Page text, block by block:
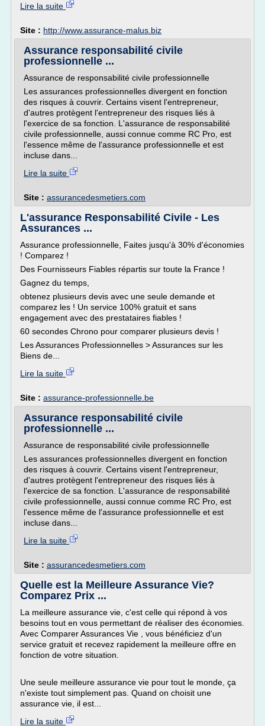
Lire la suite
Site : http://www.assurance-malus.biz
Assurance responsabilité civile
professionnelle ...
Assurance de responsabilité civile professionnelle
Les assurances professionnelles divergent en fonction
des risques à couvrir. Certains visent l'entrepreneur,
d'autres protègent l'entrepreneur des risques liés à
l'exercice de sa fonction. L'assurance de responsabilité
civile professionnelle, aussi connue comme RC Pro, est
l'essence même de l'assurance professionnelle et est
incluse dans...
Lire la suite
Site : assurancedesmetiers.com
L'assurance Responsabilité Civile - Les
Assurances ...
Assurance professionnelle, Faites jusqu'à 30% d'économies
! Comparez !
Des Fournisseurs Fiables répartis sur toute la France !
Gagnez du temps,
obtenez plusieurs devis avec une seule demande et
comparez les ! Un service 100% gratuit et sans
engagement avec des prestataires fiables !
60 secondes Chrono pour comparer plusieurs devis !
Les Assurances Professionnelles > Assurances sur les
Biens de...
Lire la suite
Site : assurance-professionnelle.be
Assurance responsabilité civile
professionnelle ...
Assurance de responsabilité civile professionnelle
Les assurances professionnelles divergent en fonction
des risques à couvrir. Certains visent l'entrepreneur,
d'autres protègent l'entrepreneur des risques liés à
l'exercice de sa fonction. L'assurance de responsabilité
civile professionnelle, aussi connue comme RC Pro, est
l'essence même de l'assurance professionnelle et est
incluse dans...
Lire la suite
Site : assurancedesmetiers.com
Quelle est la Meilleure Assurance Vie?
Comparez Prix ...
La meilleure assurance vie, c'est celle qui répond à vos
besoins tout en vous permettant de réaliser des économies.
Avec Comparer Assurances Vie , vous bénéficiez d'un
service gratuit et recevez rapidement la meilleure offre en
fonction de votre situation.
Une seule meilleure assurance vie pour tout le monde, ça
n'existe tout simplement pas. Quand on choisit une
assurance vie, il est...
Lire la suite